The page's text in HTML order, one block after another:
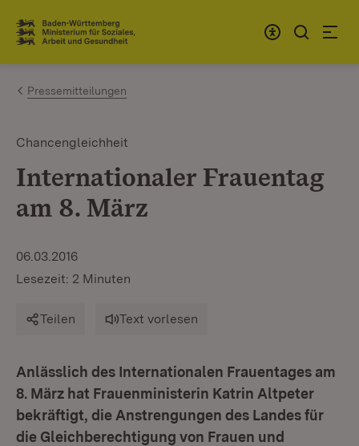
Zum Inhalt springen
Link zur Startseite
Pressemitteilungen
Chancengleichheit
Internationaler Frauentag
am 8. März
06.03.2016
Lesezeit: 2 Minuten
Teilen Text vorlesen
Anlässlich des Internationalen Frauentages am
8. März hat Frauenministerin Katrin Altpeter
bekräftigt, die Anstrengungen des Landes für
die Gleichberechtigung von Frauen und